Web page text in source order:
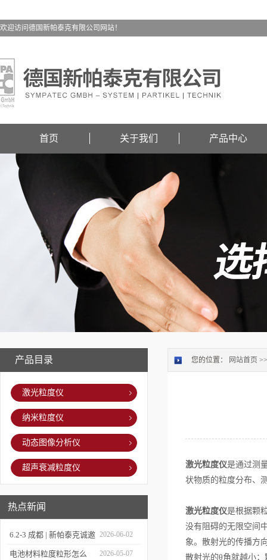
欢迎访问德国新帕泰克有限公司网站！
首页 关于我们 产品中心
产品目录
激光粒度仪
纳米粒度仪
动态图像分析仪
超声衰减粒度仪
热点新闻
6.2-3 成都 | 新帕泰克诚邀
您相约CPI西南制药工业
2026-06-02
电池材料粒度粒形怎么 2026-05-07
您的位置： 网站首页
激光粒度仪是通过测
状物质的粒度分布、
激光粒度仪是根据颗
没有阻碍的无限空间
象。散射光的传播方
散射光的θ角就越小